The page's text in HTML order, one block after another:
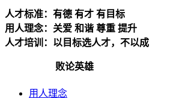
人才标准：有德 有才 有目标
用人理念：关爱 和谐 尊重 提升
人才培训：以目标选人才，不以成
败论英雄
用人理念